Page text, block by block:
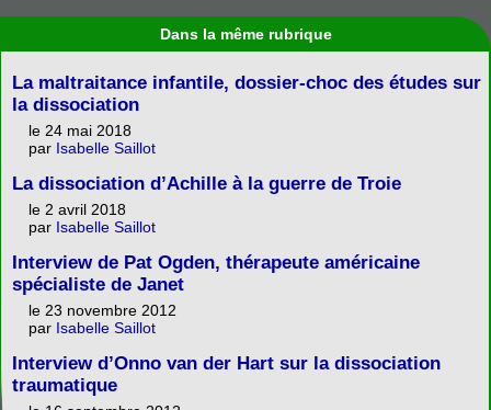
Dans la même rubrique
La maltraitance infantile, dossier-choc des études sur
la dissociation
le 24 mai 2018
par Isabelle Saillot
La dissociation d’Achille à la guerre de Troie
le 2 avril 2018
par Isabelle Saillot
Interview de Pat Ogden, thérapeute américaine
spécialiste de Janet
le 23 novembre 2012
par Isabelle Saillot
Interview d’Onno van der Hart sur la dissociation
traumatique